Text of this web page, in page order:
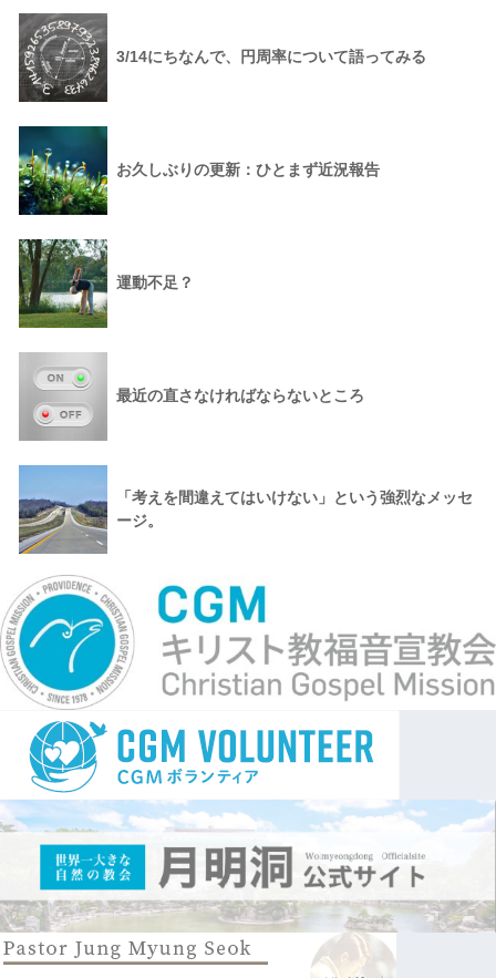
3/14にちなんで、円周率について語ってみる
お久しぶりの更新：ひとまず近況報告
運動不足？
最近の直さなければならないところ
「考えを間違えてはいけない」という強烈なメッセ
ージ。